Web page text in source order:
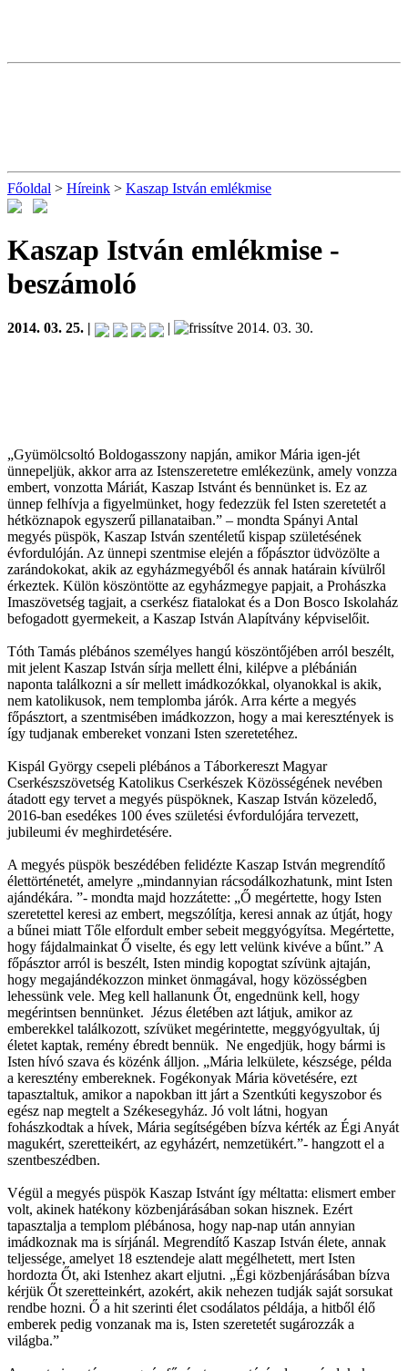
Főoldal > Híreink > Kaszap István emlékmise
Kaszap István emlékmise -
beszámoló
2014. 03. 25. | | 2014. 03. 30.
„Gyümölcsoltó Boldogasszony napján, amikor Mária igen-jét
ünnepeljük, akkor arra az Istenszeretetre emlékezünk, amely vonzza
embert, vonzotta Máriát, Kaszap Istvánt és bennünket is. Ez az
ünnep felhívja a figyelmünket, hogy fedezzük fel Isten szeretetét a
hétköznapok egyszerű pillanataiban.” – mondta Spányi Antal
megyés püspök, Kaszap István szentéletű kispap születésének
évfordulóján. Az ünnepi szentmise elején a főpásztor üdvözölte a
zarándokokat, akik az egyházmegyéből és annak határain kívülről
érkeztek. Külön köszöntötte az egyházmegye papjait, a Prohászka
Imaszövetség tagjait, a cserkész fiatalokat és a Don Bosco Iskolaház
befogadott gyermekeit, a Kaszap István Alapítvány képviselőit.
Tóth Tamás plébános személyes hangú köszöntőjében arról beszélt,
mit jelent Kaszap István sírja mellett élni, kilépve a plébánián
naponta találkozni a sír mellett imádkozókkal, olyanokkal is akik,
nem katolikusok, nem templomba járók. Arra kérte a megyés
főpásztort, a szentmisében imádkozzon, hogy a mai keresztények is
így tudjanak embereket vonzani Isten szeretetéhez.
Kispál György csepeli plébános a Táborkereszt Magyar
Cserkészszövetség Katolikus Cserkészek Közösségének nevében
átadott egy tervet a megyés püspöknek, Kaszap István közeledő,
2016-ban esedékes 100 éves születési évfordulójára tervezett,
jubileumi év meghirdetésére.
A megyés püspök beszédében felidézte Kaszap István megrendítő
élettörténetét, amelyre „mindannyian rácsodálkozhatunk, mint Isten
ajándékára. ”- mondta majd hozzátette: „Ő megértette, hogy Isten
szeretettel keresi az embert, megszólítja, keresi annak az útját, hogy
a bűnei miatt Tőle elfordult ember sebeit meggyógyítsa. Megértette,
hogy fájdalmainkat Ő viselte, és egy lett velünk kivéve a bűnt.” A
főpásztor arról is beszélt, Isten mindig kopogtat szívünk ajtaján,
hogy megajándékozzon minket önmagával, hogy közösségben
lehessünk vele. Meg kell hallanunk Őt, engednünk kell, hogy
megérintsen bennünket. Jézus életében azt látjuk, amikor az
emberekkel találkozott, szívüket megérintette, meggyógyultak, új
életet kaptak, remény ébredt bennük. Ne engedjük, hogy bármi is
Isten hívó szava és közénk álljon. „Mária lelkülete, készsége, példa
a keresztény embereknek. Fogékonyak Mária követésére, ezt
tapasztaltuk, amikor a napokban itt járt a Szentkúti kegyszobor és
egész nap megtelt a Székesegyház. Jó volt látni, hogyan
fohászkodtak a hívek, Mária segítségében bízva kérték az Égi Anyát
magukért, szeretteikért, az egyházért, nemzetükért.”- hangzott el a
szentbeszédben.
Végül a megyés püspök Kaszap Istvánt így méltatta: elismert ember
volt, akinek hatékony közbenjárásában sokan hisznek. Ezért
tapasztalja a templom plébánosa, hogy nap-nap után annyian
imádkoznak ma is sírjánál. Megrendítő Kaszap István élete, annak
teljessége, amelyet 18 esztendeje alatt megélhetett, mert Isten
hordozta Őt, aki Istenhez akart eljutni. „Égi közbenjárásában bízva
kérjük Őt szeretteinkért, azokért, akik nehezen tudják saját sorsukat
rendbe hozni. Ő a hit szerinti élet csodálatos példája, a hitből élő
emberek pedig vonzanak ma is, Isten szeretetét sugározzák a
világba.”